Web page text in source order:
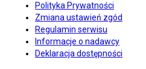
Polityka Prywatności
Zmiana ustawień zgód
Regulamin serwisu
Informacje o nadawcy
Deklaracja dostępności